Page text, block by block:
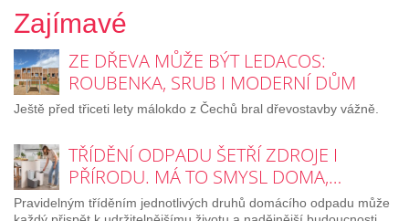
Zajímavé
ZE DŘEVA MŮŽE BÝT LEDACOS:
ROUBENKA, SRUB I MODERNÍ DŮM
Ještě před třiceti lety málokdo z Čechů bral dřevostavby vážně.
TŘÍDĚNÍ ODPADU ŠETŘÍ ZDROJE I
PŘÍRODU. MÁ TO SMYSL DOMA,…
Pravidelným tříděním jednotlivých druhů domácího odpadu může